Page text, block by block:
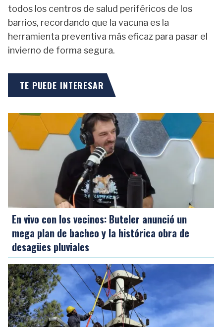
todos los centros de salud periféricos de los
barrios, recordando que la vacuna es la
herramienta preventiva más eficaz para pasar el
invierno de forma segura.
TE PUEDE INTERESAR
En vivo con los vecinos: Buteler anunció un
mega plan de bacheo y la histórica obra de
desagües pluviales